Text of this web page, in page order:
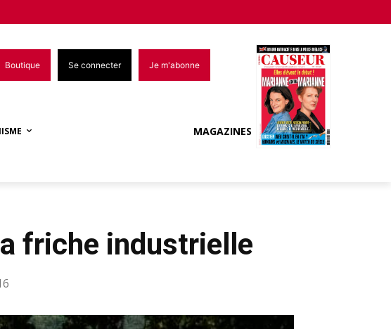
Boutique Se connecter Je m'abonne
MAGAZINES
friche industrielle